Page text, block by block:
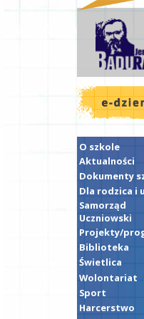
O szkole
Aktualności
Dokumenty
Dla rodzica i
Samorząd
Uczniowski
Projekty/
Biblioteka
Świetlica
Wolontariat
Sport
Harcerstwo